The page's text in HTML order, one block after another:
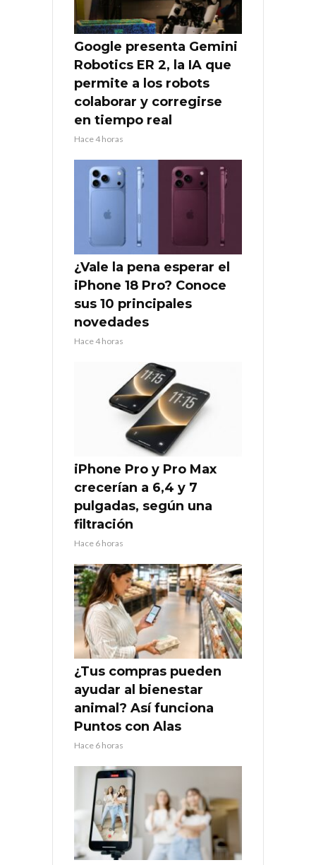
Google presenta Gemini
Robotics ER 2, la IA que
permite a los robots
colaborar y corregirse
en tiempo real
Hace 4 horas
¿Vale la pena esperar el
iPhone 18 Pro? Conoce
sus 10 principales
novedades
Hace 4 horas
iPhone Pro y Pro Max
crecerían a 6,4 y 7
pulgadas, según una
filtración
Hace 6 horas
¿Tus compras pueden
ayudar al bienestar
animal? Así funciona
Puntos con Alas
Hace 6 horas